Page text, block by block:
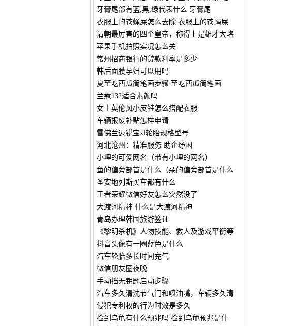
牙膏尾部有蓝,黑,绿代表什么 牙膏尾
衣服上的苍蝇屎怎么去除 衣服上的苍蝇屎
清朝最厉害的四个皇帝，称得上是雄才大略
苹果手机拍照实况怎么关
常州招商银行的贷款利率是多少
韩后面膜孕妇可以用吗
夏至吃西瓜简笔画步骤 至吃西瓜简笔画
兰蔻132适合素颜吗
女士英伦风小皮鞋怎么搭配衣服
车辆报废补贴怎样申请
雪佛兰迈锐宝xl轮胎规格型号
河北沧州：精准服务 助企纾困
小埋的可爱网名（带有小埋的网名）
鱼的偏旁部首是什么（朵的偏旁部首是什么
圣安地列斯买车都有什么
王者荣耀微信好友怎么突然没了
大渡河精神 什么是大渡河精神
青岛办理韩国旅游签证
《黎明杀机》人物技能、救人及游戏平衡等
抖音头像有一圈蓝色是什么
汽车轮胎多长时间充气
微信朋友圈夜晚
手动挡无钥匙启动步骤
汽车多久清洗节气门和喷油嘴，车辆多久清
侵犯专利权的行为时效是多久
捡到乌龟有什么预兆吗 捡到乌龟预兆是什